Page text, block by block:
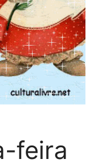
feira